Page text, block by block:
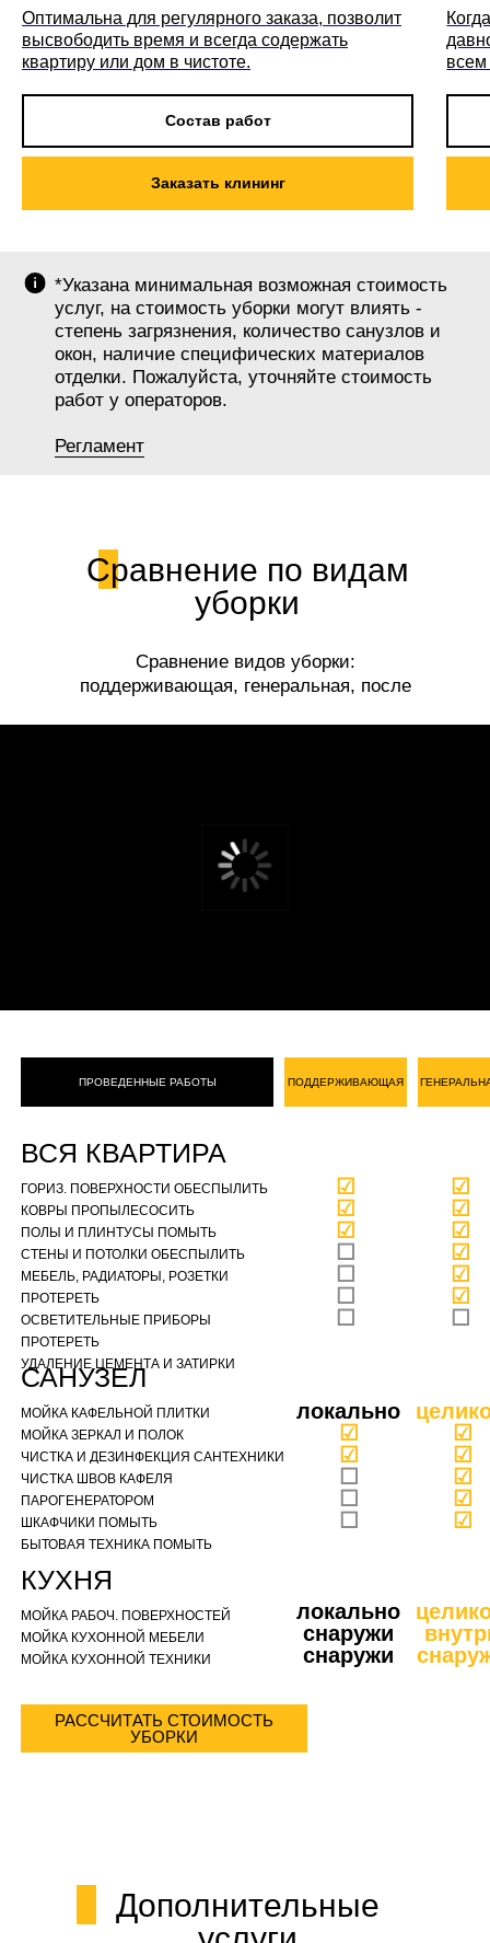
Оптимальна для регулярного заказа, позволит
высвободить время и всегда содержать
квартиру или дом в чистоте.
Состав работ
Заказать клининг
всем
*Указана минимальная возможная стоимость
услуг, на стоимость уборки могут влиять -
степень загрязнения, количество санузлов и
окон, наличие специфических материалов
отделки. Пожалуйста, уточняйте стоимость
работ у операторов.
Регламент
Сравнение по видам
уборки
Сравнение видов уборки:
поддерживающая, генеральная, после
ГОРИЗ. ПОВЕРХНОСТИ ОБЕСПЫЛИТЬ
КОВРЫ ПРОПЫЛЕСОСИТЬ
ПОЛЫ И ПЛИНТУСЫ ПОМЫТЬ
СТЕНЫ И ПОТОЛКИ ОБЕСПЫЛИТЬ
МЕБЕЛЬ, РАДИАТОРЫ, РОЗЕТКИ
ПРОТЕРЕТЬ
ОСВЕТИТЕЛЬНЫЕ ПРИБОРЫ
ПРОТЕРЕТЬ
УДАЛЕНИЕ ЦЕМЕНТА И ЗАТИРКИ
ВСЯ КВАРТИРА
☑
☑
☑
☐
☐
☐
☐
МОЙКА КАФЕЛЬНОЙ ПЛИТКИ
МОЙКА ЗЕРКАЛ И ПОЛОК
ЧИСТКА И ДЕЗИНФЕКЦИЯ САНТЕХНИКИ
ЧИСТКА ШВОВ КАФЕЛЯ
ПАРОГЕНЕРАТОРОМ
ШКАФЧИКИ ПОМЫТЬ
БЫТОВАЯ ТЕХНИКА ПОМЫТЬ
САНУЗЕЛ
локально
☑
☑
☐
☐
☐
МОЙКА РАБОЧ. ПОВЕРХНОСТЕЙ
МОЙКА КУХОННОЙ МЕБЕЛИ
МОЙКА КУХОННОЙ ТЕХНИКИ
КУХНЯ
локально
снаружи
снаружи
ПРОВЕДЕННЫЕ РАБОТЫ ПОДДЕРЖИВАЮЩАЯ
☑
☑
☑
☑
☑
☑
☐
☑
☑
☑
☑
☑
РАССЧИТАТЬ СТОИМОСТЬ
УБОРКИ
Дополнительные